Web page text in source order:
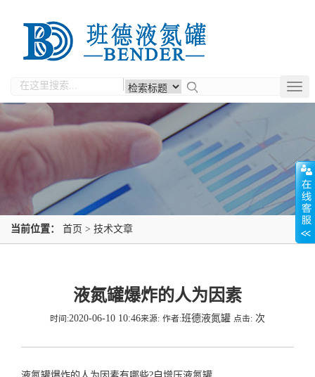
当前位置： 首页 > 技术文章
液氮罐爆炸的人为因素
时间:2020-06-10 10:46来源: 作者:班德液氮罐 点击: 次